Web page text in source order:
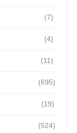
(7)
(4)
(11)
(695)
(19)
(524)